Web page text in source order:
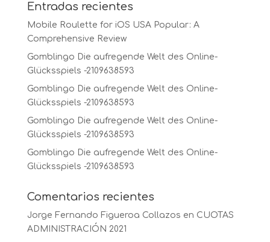
Entradas recientes
Mobile Roulette for iOS USA Popular: A
Comprehensive Review
Gomblingo Die aufregende Welt des Online-
Glücksspiels -2109638593
Gomblingo Die aufregende Welt des Online-
Glücksspiels -2109638593
Gomblingo Die aufregende Welt des Online-
Glücksspiels -2109638593
Gomblingo Die aufregende Welt des Online-
Glücksspiels -2109638593
Comentarios recientes
Jorge Fernando Figueroa Collazos en CUOTAS
ADMINISTRACIÓN 2021